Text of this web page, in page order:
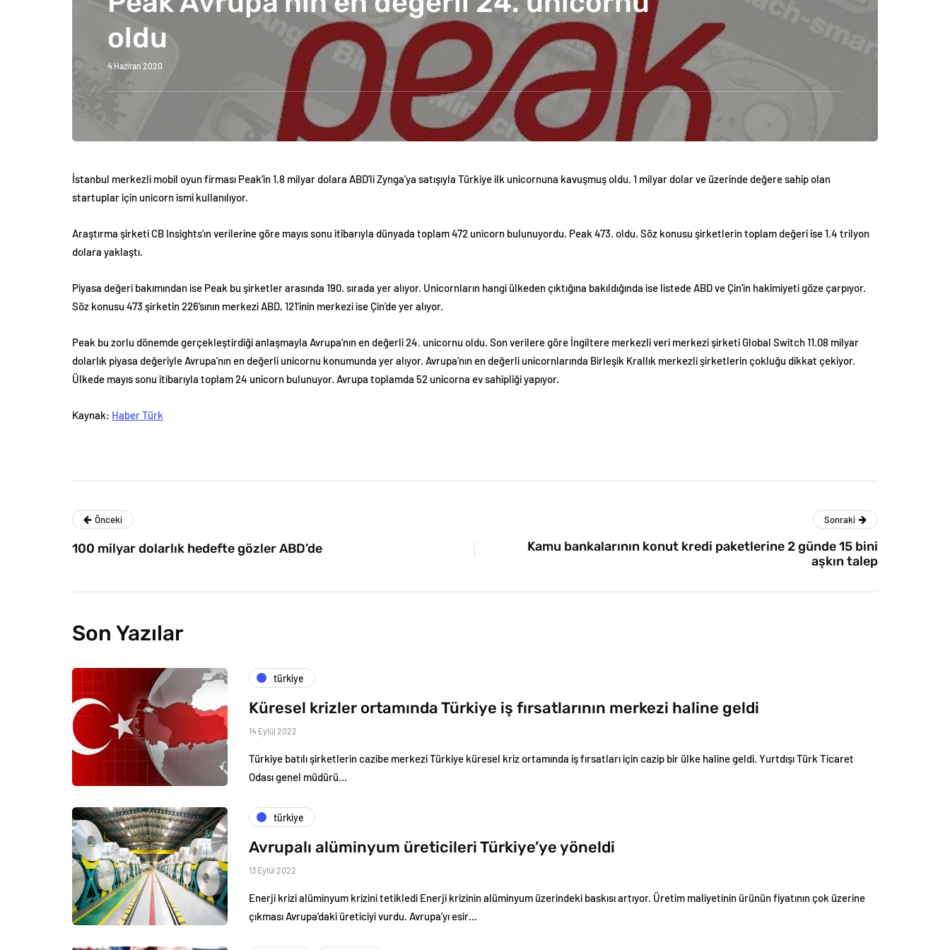
oldu
4 Haziran 2020
İstanbul merkezli mobil oyun firması Peak’in 1.8 milyar dolara ABD’li Zynga’ya satışıyla Türkiye ilk unicornuna kavuşmuş oldu. 1 milyar dolar ve üzerinde değere sahip olan
startuplar için unicorn ismi kullanılıyor.
Araştırma şirketi CB Insights’ın verilerine göre mayıs sonu itibarıyla dünyada toplam 472 unicorn bulunuyordu. Peak 473. oldu. Söz konusu şirketlerin toplam değeri ise 1.4 trilyon
dolara yaklaştı.
Piyasa değeri bakımından ise Peak bu şirketler arasında 190. sırada yer alıyor. Unicornların hangi ülkeden çıktığına bakıldığında ise listede ABD ve Çin’in hakimiyeti göze çarpıyor.
Söz konusu 473 şirketin 226’sının merkezi ABD, 121’inin merkezi ise Çin’de yer alıyor.
Peak bu zorlu dönemde gerçekleştirdiği anlaşmayla Avrupa’nın en değerli 24. unicornu oldu. Son verilere göre İngiltere merkezli veri merkezi şirketi Global Switch 11.08 milyar
dolarlık piyasa değeriyle Avrupa’nın en değerli unicornu konumunda yer alıyor. Avrupa’nın en değerli unicornlarında Birleşik Krallık merkezli şirketlerin çokluğu dikkat çekiyor.
Ülkede mayıs sonu itibarıyla toplam 24 unicorn bulunuyor. Avrupa toplamda 52 unicorna ev sahipliği yapıyor.
Kaynak: Haber Türk
Önceki
100 milyar dolarlık hedefte gözler ABD’de
Sonraki
Kamu bankalarının konut kredi paketlerine 2 günde 15 bini
aşkın talep
Son Yazılar
türkiye
Küresel krizler ortamında Türkiye iş fırsatlarının merkezi haline geldi
14 Eylül 2022
Türkiye batılı şirketlerin cazibe merkezi Türkiye küresel kriz ortamında iş fırsatları için cazip bir ülke haline geldi. Yurtdışı Türk Ticaret
Odası genel müdürü…
türkiye
Avrupalı alüminyum üreticileri Türkiye’ye yöneldi
13 Eylül 2022
Enerji krizi alüminyum krizini tetikledi Enerji krizinin alüminyum üzerindeki baskısı artıyor. Üretim maliyetinin ürünün fiyatının çok üzerine
çıkması Avrupa’daki üreticiyi vurdu. Avrupa’yı esir…